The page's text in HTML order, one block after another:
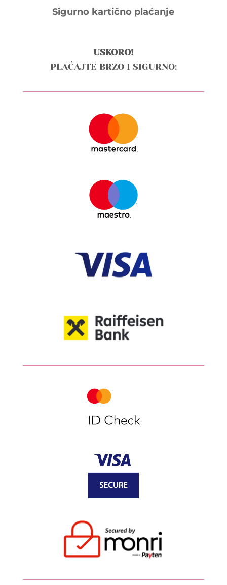
Sigurno kartično plaćanje
USKORO!
PLAĆAJTE BRZO I SIGURNO: